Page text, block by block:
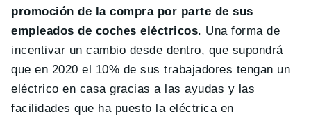
promoción de la compra por parte de sus
empleados de coches eléctricos. Una forma de
incentivar un cambio desde dentro, que supondrá
que en 2020 el 10% de sus trabajadores tengan un
eléctrico en casa gracias a las ayudas y las
facilidades que ha puesto la eléctrica en